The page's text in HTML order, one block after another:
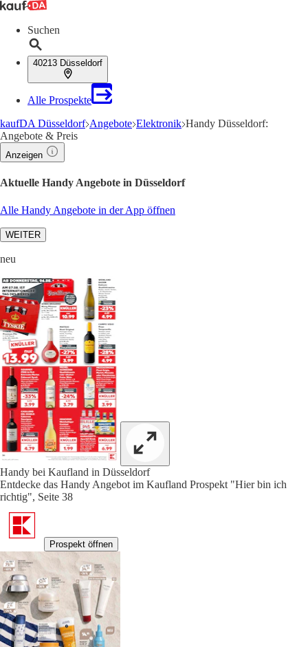
Suchen
40213 Düsseldorf
Alle Prospekte
kaufDA Düsseldorf Angebote Elektronik Handy Düsseldorf:
Angebote & Preis
Anzeigen
Aktuelle Handy Angebote in Düsseldorf
Alle Handy Angebote in der App öffnen
WEITER
neu
Handy bei Kaufland in Düsseldorf
Entdecke das Handy Angebot im Kaufland Prospekt "Hier bin ich
richtig", Seite 38
Prospekt öffnen